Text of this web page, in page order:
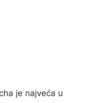
je najveća u